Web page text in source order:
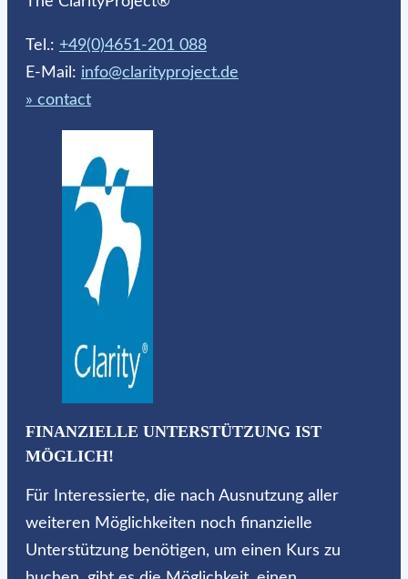
Tel.: +49(0)4651-201 088
E-Mail: info@clarityproject.de
» contact
FINANZIELLE UNTERSTÜTZUNG IST
MÖGLICH!
Für Interessierte, die nach Ausnutzung aller
weiteren Möglichkeiten noch finanzielle
Unterstützung benötigen, um einen Kurs zu